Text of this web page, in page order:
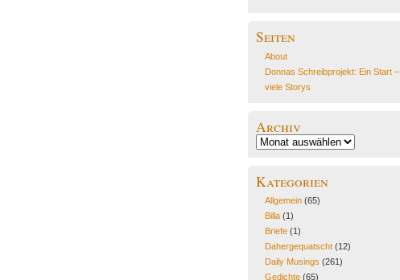
Seiten
About
Donnas Schreibprojekt: Ein Start –
viele Storys
Archiv
Archiv
Kategorien
Allgemein(65)
Billa(1)
Briefe(1)
Dahergequatscht(12)
Daily Musings (261)
Gedichte(65)